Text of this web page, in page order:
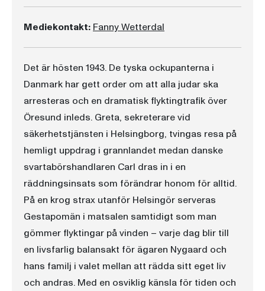
Mediekontakt: Fanny Wetterdal
Det är hösten 1943. De tyska ockupanterna i
Danmark har gett order om att alla judar ska
arresteras och en dramatisk flyktingtrafik över
Öresund inleds. Greta, sekreterare vid
säkerhetstjänsten i Helsingborg, tvingas resa på
hemligt uppdrag i grannlandet medan danske
svartabörshandlaren Carl dras in i en
räddningsinsats som förändrar honom för alltid.
På en krog strax utanför Helsingör serveras
Gestapomän i matsalen samtidigt som man
gömmer flyktingar på vinden – varje dag blir till
en livsfarlig balansakt för ägaren Nygaard och
hans familj i valet mellan att rädda sitt eget liv
och andras. Med en osviklig känsla för tiden och